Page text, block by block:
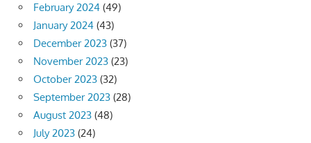
February 2024 (49)
January 2024 (43)
December 2023 (37)
November 2023 (23)
October 2023 (32)
September 2023 (28)
August 2023 (48)
July 2023 (24)